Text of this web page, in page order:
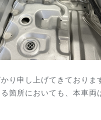
り申し上げてきておりま
箇所においても、本車両